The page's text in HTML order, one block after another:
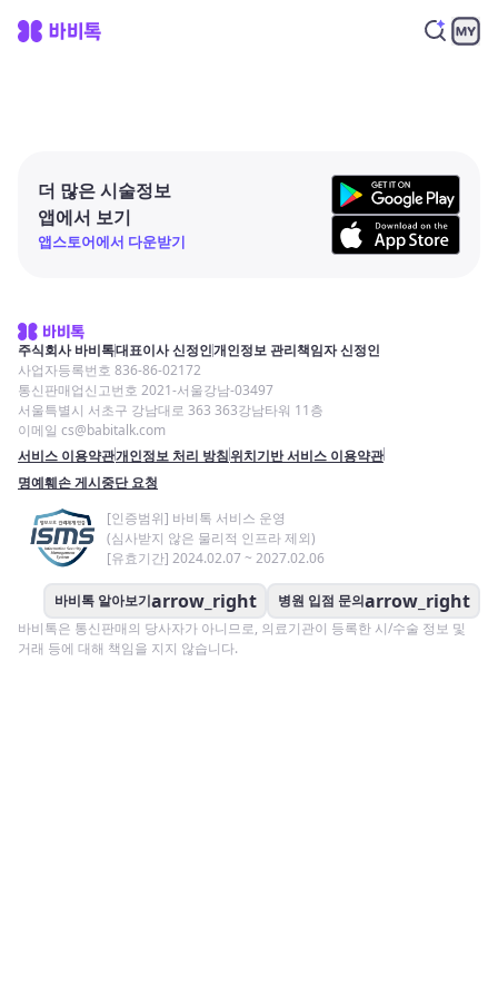
더 많은 시술정보
앱에서 보기
앱스토어에서 다운받기
주식회사 바비톡대표이사 신정인개인정보 관리책임자 신정인
사업자등록번호 836-86-02172
통신판매업신고번호 2021-서울강남-03497
서울특별시 서초구 강남대로 363 363강남타워 11층
이메일 cs@babitalk.com
서비스 이용약관개인정보 처리 방침위치기반 서비스 이용약관
명예훼손 게시중단 요청
[인증범위] 바비톡 서비스 운영
(심사받지 않은 물리적 인프라 제외)
[유효기간] 2024.02.07 ~ 2027.02.06
바비톡 알아보기arrow_right 병원 입점 문의arrow_right
바비톡은 통신판매의 당사자가 아니므로, 의료기관이 등록한 시/수술 정보 및
거래 등에 대해 책임을 지지 않습니다.